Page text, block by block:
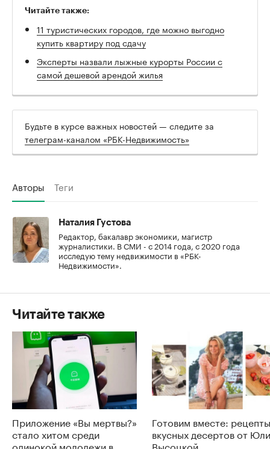
Читайте также:
11 туристических городов, где можно выгодно
купить квартиру под сдачу
Эксперты назвали лыжные курорты России с
самой дешевой арендой жилья
Будьте в курсе важных новостей — следите за
телеграм-каналом «РБК-Недвижимость»
Авторы Теги
Наталия Густова
Редактор, бакалавр экономики, магистр
журналистики. В СМИ - с 2014 года, с 2020 года
исследую тему недвижимости в «РБК-
Недвижимости».
Читайте также
Приложение «Вы мертвы?»
стало хитом среди
одинокой молодежи в
Готовим вместе: рецепты
вкусных десертов от
Высоцкой